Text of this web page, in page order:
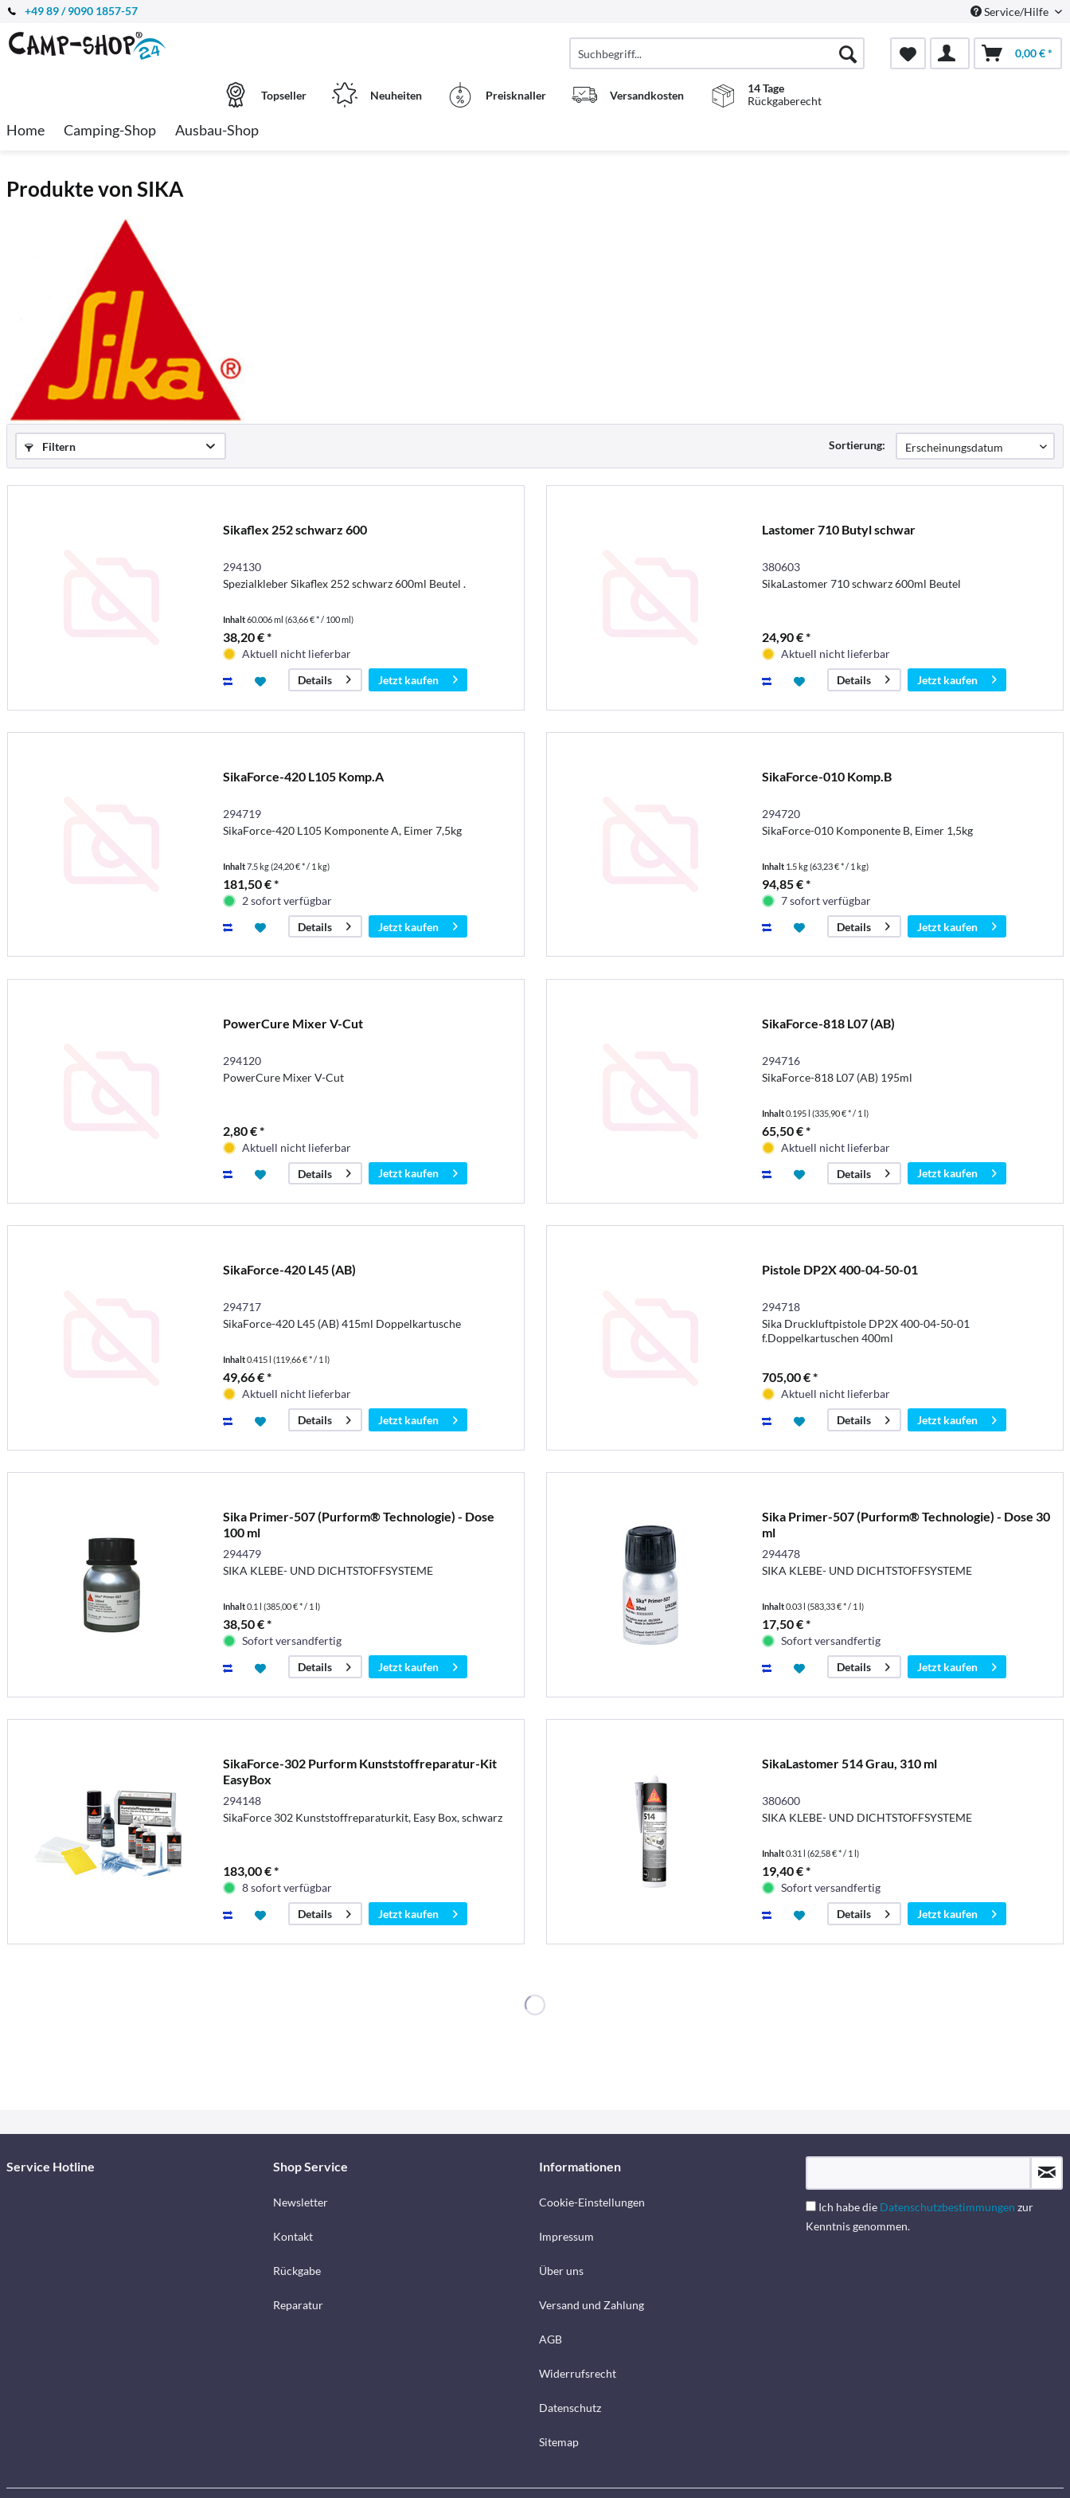
+49 89 / 9090 1857-57 Service/Hilfe
0,00 € *
Topseller Neuheiten Preisknaller Versandkosten
14 Tage
Rückgaberecht
Home Camping-Shop Ausbau-Shop
Produkte von SIKA
Filtern Sortierung:
Sikaflex 252 schwarz 600
294130
Spezialkleber Sikaflex 252 schwarz 600ml Beutel .
Inhalt60.006 ml (63,66 € * / 100 ml)
38,20 € *
Aktuell nicht lieferbar
Details
Jetzt kaufen
Lastomer 710 Butyl schwar
380603
SikaLastomer 710 schwarz 600ml Beutel
24,90 € *
Aktuell nicht lieferbar
Details
Jetzt kaufen
SikaForce-420 L105 Komp.A
294719
SikaForce-420 L105 Komponente A, Eimer 7,5kg
Inhalt7.5 kg(24,20 € * / 1 kg)
181,50 € *
2 sofort verfügbar
Details
Jetzt kaufen
SikaForce-010 Komp.B
294720
SikaForce-010 Komponente B, Eimer 1,5kg
Inhalt 1.5 kg(63,23 € * / 1 kg)
94,85 € *
7 sofort verfügbar
Details
Jetzt kaufen
PowerCure Mixer V-Cut
294120
PowerCure Mixer V-Cut
2,80 € *
Aktuell nicht lieferbar
Details
Jetzt kaufen
SikaForce-818 L07 (AB)
294716
SikaForce-818 L07 (AB) 195ml
Inhalt0.195 l (335,90 € * / 1 l)
65,50 € *
Aktuell nicht lieferbar
Details
Jetzt kaufen
SikaForce-420 L45 (AB)
294717
SikaForce-420 L45 (AB) 415ml Doppelkartusche
Inhalt0.415 l (119,66 € * / 1 l)
49,66 € *
Aktuell nicht lieferbar
Details
Jetzt kaufen
Pistole DP2X 400-04-50-01
294718
Sika Druckluftpistole DP2X 400-04-50-01
f.Doppelkartuschen 400ml
705,00 € *
Aktuell nicht lieferbar
Details
Jetzt kaufen
Sika Primer-507 (Purform® Technologie) - Dose
100 ml
294479
SIKA KLEBE- UND DICHTSTOFFSYSTEME
Inhalt0.1 l (385,00 € * / 1 l)
38,50 € *
Sofort versandfertig
Details
Jetzt kaufen
Sika Primer-507 (Purform® Technologie) - Dose 30
ml
294478
SIKA KLEBE- UND DICHTSTOFFSYSTEME
Inhalt0.03 l (583,33 € * / 1 l)
17,50 € *
Sofort versandfertig
Details
Jetzt kaufen
SikaForce-302 Purform Kunststoffreparatur-Kit
EasyBox
294148
SikaForce 302 Kunststoffreparaturkit, Easy Box, schwarz
183,00 € *
8 sofort verfügbar
Details
Jetzt kaufen
SikaLastomer 514 Grau, 310 ml
380600
SIKA KLEBE- UND DICHTSTOFFSYSTEME
Inhalt0.31 l (62,58 € * / 1 l)
19,40 € *
Sofort versandfertig
Details
Jetzt kaufen
Service Hotline Shop Service
Newsletter
Kontakt
Rückgabe
Reparatur
Informationen
Cookie-Einstellungen
Impressum
Über uns
Versand und Zahlung
AGB
Widerrufsrecht
Datenschutz
Sitemap
Ich habe die Datenschutzbestimmungen zur
Kenntnis genommen.